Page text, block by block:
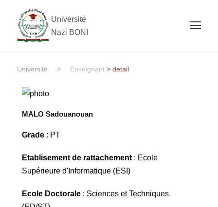
Université
Nazi BONI
Universite > Enseignant > detail
MALO Sadouanouan
Grade: PT
Etablisement de rattachement: Ecole
Supérieure d'Informatique (ESI)
Ecole Doctorale: Sciences et Techniques